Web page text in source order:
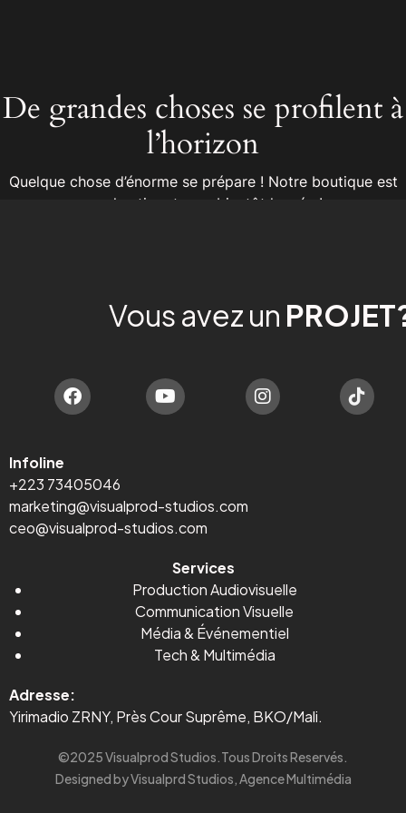
De grandes choses se profilent à
l’horizon
Quelque chose d’énorme se prépare ! Notre boutique est
en chantier et sera bientôt lancée !
Vous avez un
Infoline
+223 73405046
marketing@visualprod-studios.com
ceo@visualprod-studios.com
Services
Production Audiovisuelle
Communication Visuelle
Média& Événementiel
Tech & Multimédia
Adresse:
Yirimadio ZRNY, Près Cour Suprême, BKO/Mali.
©2025 Visualprod Studios.Tous Droits Reservés.
Designed by Visualprd Studios, Agence Multimédia